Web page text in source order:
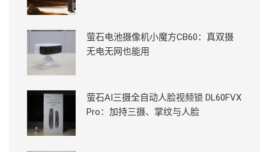
萤石电池摄像机小魔方CB60：真双摄
无电无网也能用
萤石AI三摄全自动人脸视频锁 DL60FVX
Pro：加持三摄、掌纹与人脸